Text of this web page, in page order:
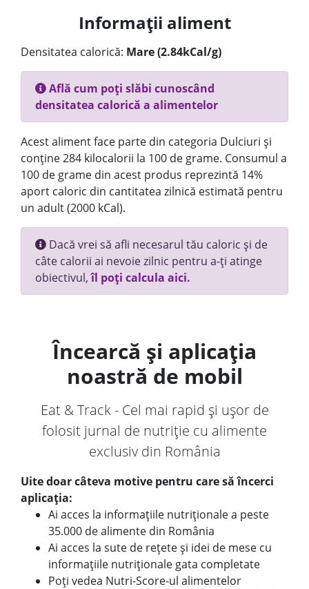
Informații aliment
Densitatea calorică: Mare (2.84kCal/g)
Află cum poți slăbi cunoscând
densitatea calorică a alimentelor
Acest aliment face parte din categoria Dulciuri și
conține 284 kilocalorii la 100 de grame. Consumul a
100 de grame din acest produs reprezintă 14%
aport caloric din cantitatea zilnică estimată pentru
un adult (2000 kCal).
Dacă vrei să afli necesarul tău caloric și de
câte calorii ai nevoie zilnic pentru a-ți atinge
obiectivul,îl poți calcula aici.
Încearcă și aplicația
noastră de mobil
Eat & Track - Cel mai rapid și ușor de
folosit jurnal de nutriție cu alimente
exclusiv din România
Uite doar câteva motive pentru care să încerci
aplicația:
Ai acces la informațiile nutriționale a peste
35.000 de alimente din România
Ai acces la sute de rețete și idei de mese cu
informațiile nutriționale gata completate
Poți vedea Nutri-Score-ul alimentelor